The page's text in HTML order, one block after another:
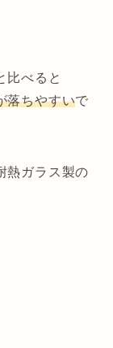
比べると
落ちやすいで
熱ガラス製の